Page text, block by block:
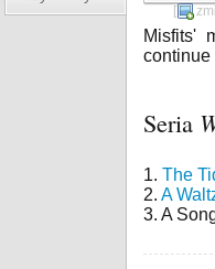
[
Misfits'
continue
Seria
1. The
2. A
3. A